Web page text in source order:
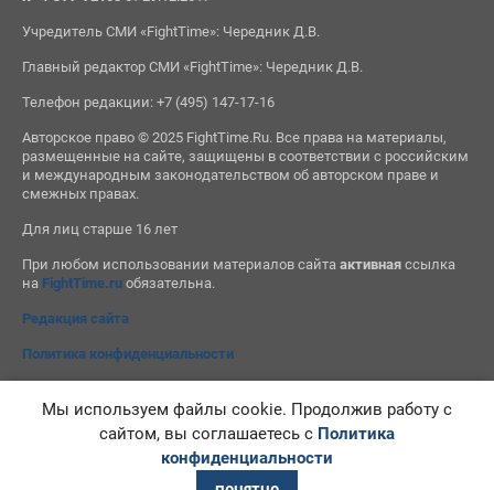
Учредитель СМИ «FightTime»: Чередник Д.В.
Главный редактор СМИ «FightTime»: Чередник Д.В.
Телефон редакции: +7 (495) 147-17-16
Авторское право © 2025 FightTime.Ru. Все права на материалы,
размещенные на сайте, защищены в соответствии с российским
и международным законодательством об авторском праве и
смежных правах.
Для лиц старше 16 лет
При любом использовании материалов сайта активнаяссылка
на FightTime.ruобязательна.
Редакция сайта
Политика конфиденциальности
Мы используем файлы cookie. Продолжив работу с
сайтом, вы соглашаетесь с Политика
конфиденциальности